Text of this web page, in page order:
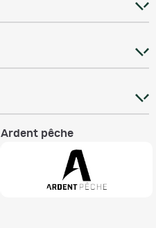
Ardent pêche